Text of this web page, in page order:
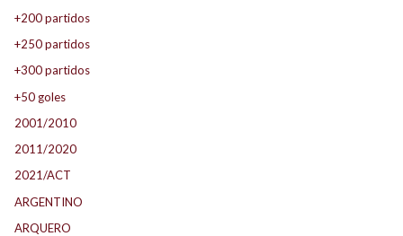
+200 partidos
+250 partidos
+300 partidos
+50 goles
2001/2010
2011/2020
2021/ACT
ARGENTINO
ARQUERO